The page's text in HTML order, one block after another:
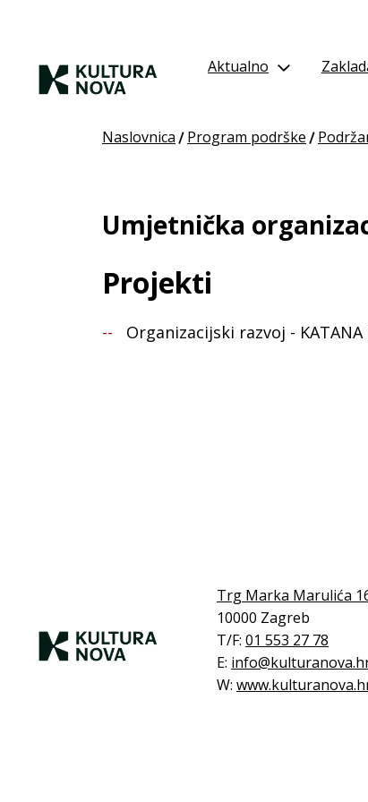
Aktualno
Naslovnica / Program podrške /
Umjetnička
Projekti
Organizacijski razvoj - KATANA
Trg Marka Marulića
10000 Zagreb
T/F: 01 553 27 78
E:
W: